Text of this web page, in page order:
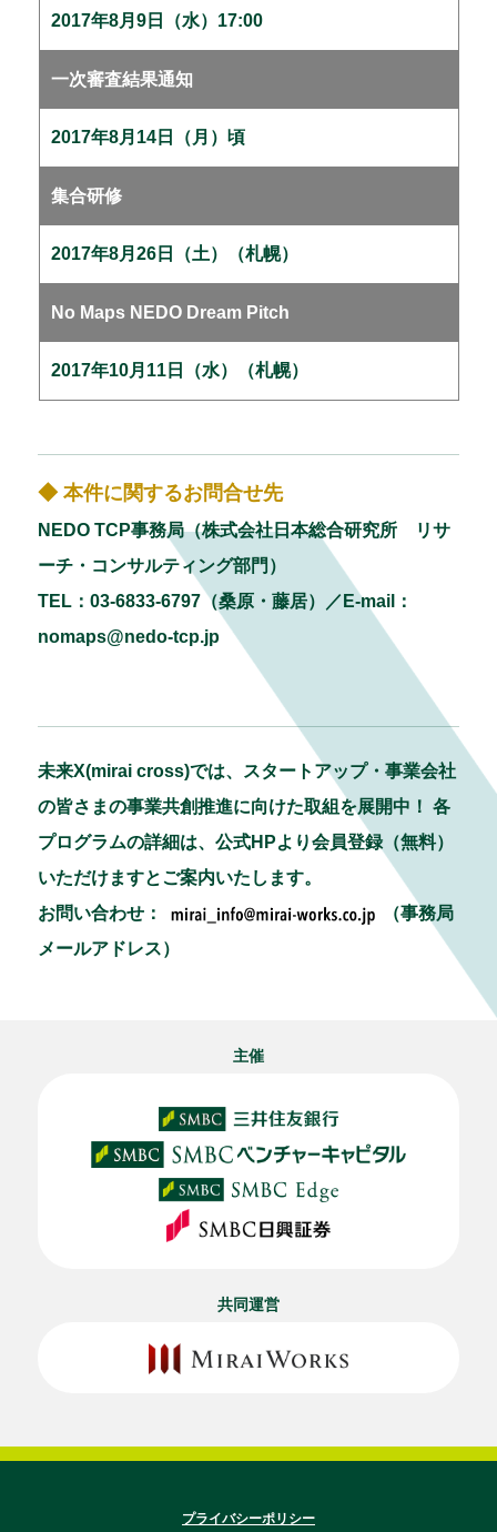
2017年8月9日（水）17:00
一次審査結果通知
2017年8月14日（月）頃
集合研修
2017年8月26日（土）（札幌）
No Maps NEDO Dream Pitch
2017年10月11日（水）（札幌）
◆ 本件に関するお問合せ先
NEDO TCP事務局（株式会社日本総合研究所 リサ
ーチ・コンサルティング部門）
TEL：03-6833-6797（桑原・藤居）／E-mail：
nomaps@nedo-tcp.jp
未来X(mirai cross)では、スタートアップ・事業会社
の皆さまの事業共創推進に向けた取組を展開中！ 各
プログラムの詳細は、公式HPより会員登録（無料）
いただけますとご案内いたします。
お問い合わせ：
（事務局
メールアドレス）
主催
共同運営
プライバシーポリシー